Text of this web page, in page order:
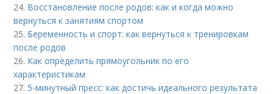
24. Восстановление после родов: как и когда можно
вернуться к занятиям спортом
25. Беременность и спорт: как вернуться к тренировкам
после родов
26. Как определить прямоугольник по его
характеристикам
27. 5-минутный пресс: как достичь идеального результата